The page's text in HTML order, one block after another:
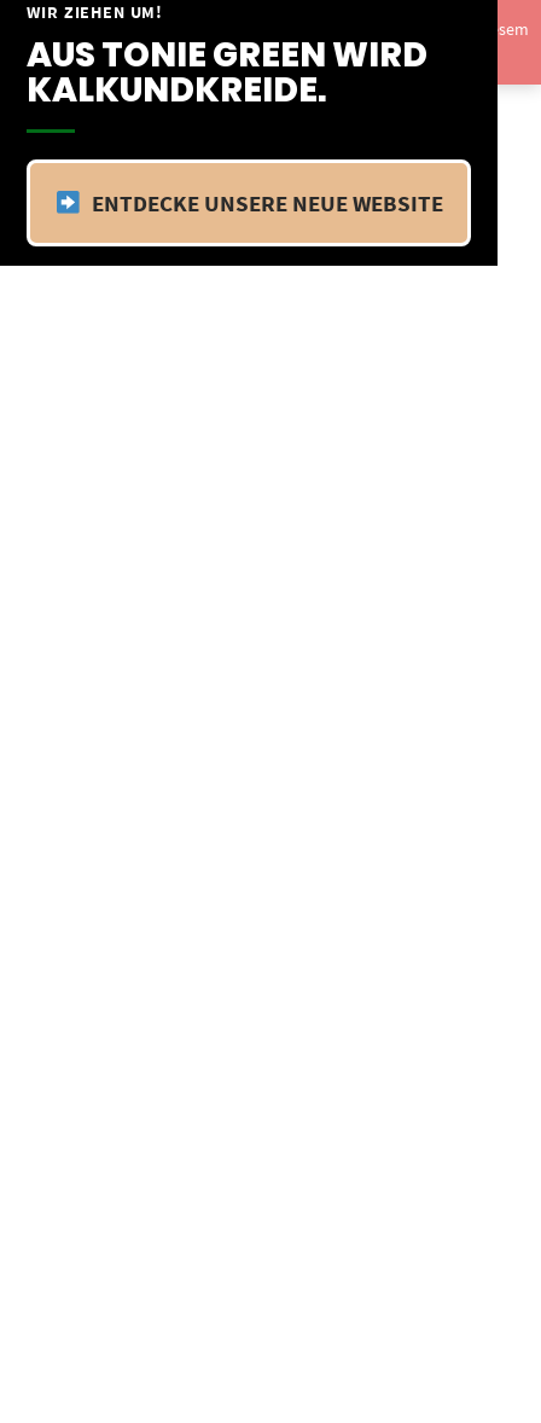
WIR ZIEHEN UM!
AUS TONIE GREEN WIRD
KALKUNDKREIDE.
ENTDECKE UNSERE NEUE WEBSITE
Springe
Inhalt
Vom 09.04.25 - 20.04.25 befinden wir uns im Betriebsurlaub. In diesem
Zeitraum findet kein Versand statt.Ausblenden